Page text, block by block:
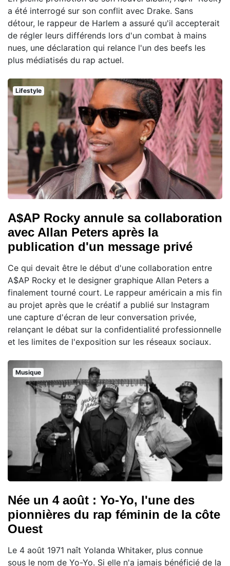
a été interrogé sur son conflit avec Drake. Sans
détour, le rappeur de Harlem a assuré qu'il accepterait
de régler leurs différends lors d'un combat à mains
nues, une déclaration qui relance l'un des beefs les
plus médiatisés du rap actuel.
Lifestyle
A$AP Rocky annule sa collaboration
avec Allan Peters après la
publication d'un message privé
Ce qui devait être le début d'une collaboration entre
A$AP Rocky et le designer graphique Allan Peters a
finalement tourné court. Le rappeur américain a mis fin
au projet après que le créatif a publié sur Instagram
une capture d'écran de leur conversation privée,
relançant le débat sur la confidentialité professionnelle
et les limites de l'exposition sur les réseaux sociaux.
Musique
Née un 4 août : Yo-Yo, l'une des
pionnières du rap féminin de la côte
Ouest
Le 4 août 1971 naît Yolanda Whitaker, plus connue
sous le nom de Yo-Yo. Si elle n'a jamais bénéficié de la